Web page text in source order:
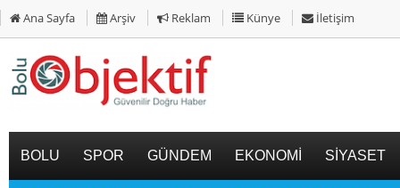
Ana Sayfa Arşiv Reklam Künye İletişim
BOLU SPOR GÜNDEM EKONOMİ SİYASET